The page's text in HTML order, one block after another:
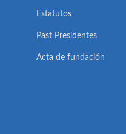
Estatutos
Past Presidentes
Acta de fundación